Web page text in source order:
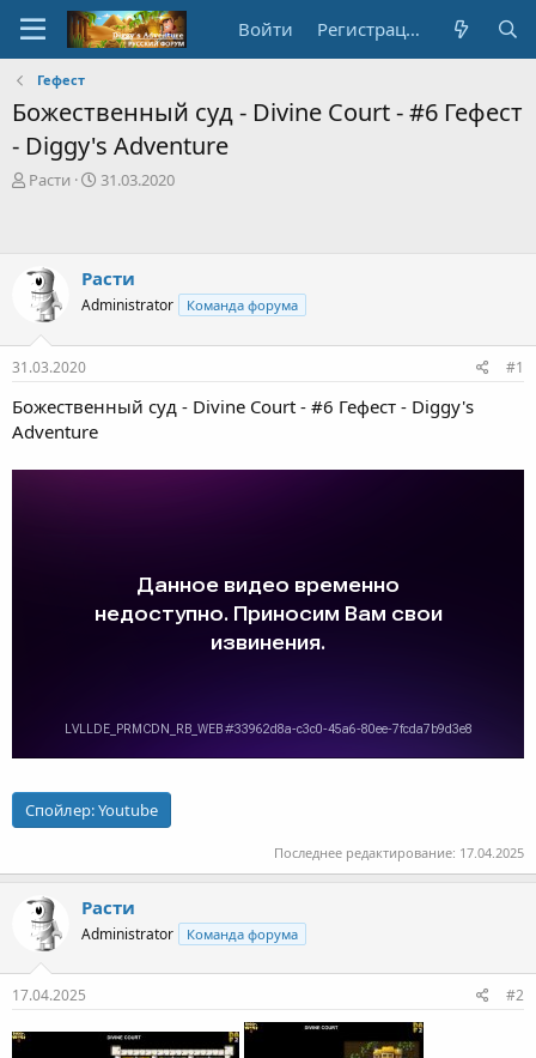
Войти Регистрация
Гефест
Божественный суд - Divine Court - #6 Гефест
- Diggy's Adventure
А
т
е
м
ы
Расти
Д
о
з
а
я
31.03.2020
Расти
Administrator Команда форума
31.03.2020 #1
Божественный суд - Divine Court - #6 Гефест - Diggy's
Adventure
Спойлер:Youtube
Последнее редактирование: 17.04.2025
Расти
Administrator Команда форума
17.04.2025 #2